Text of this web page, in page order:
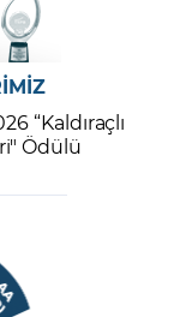
“Kaldıraçlı
Ödülü